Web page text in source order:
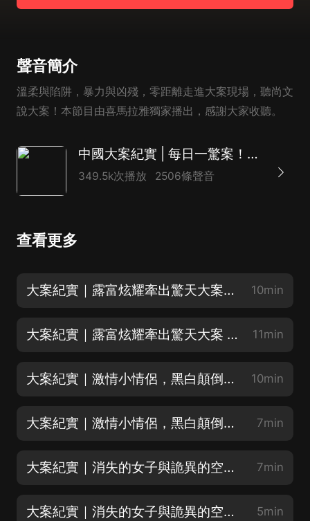
聲音簡介
溫柔與陷阱，暴力與凶殘，零距離走進大案現場，聽尚文
說大案！本節目由喜馬拉雅獨家播出，感謝大家收聽。
中國大案紀實 | 每日一驚案！真實案件恐怖刑偵尚文
349.5k次播放 2506條聲音
查看更多
大案紀實｜露富炫耀牽出驚天大案 |上 10min
大案紀實｜露富炫耀牽出驚天大案 |下 11min
大案紀實｜激情小情侶，黑白顛倒下的血案 |上 10min
大案紀實｜激情小情侶，黑白顛倒下的血案 |下 7min
大案紀實｜消失的女子與詭異的空箱子（上）（下拉有驚喜） 7min
大案紀實｜消失的女子與詭異的空箱子（中） 5min